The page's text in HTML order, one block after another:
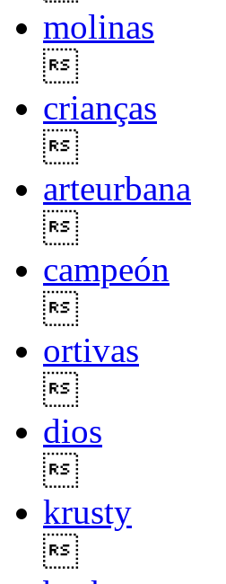
molinas
crianças
arteurbana
campeón
ortivas
dios
krusty